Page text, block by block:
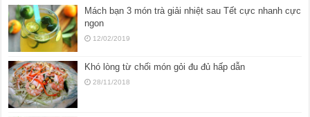
Mách bạn 3 món trà giải nhiệt sau Tết cực nhanh cực
ngon
12/02/2019
Khó lòng từ chối món gỏi đu đủ hấp dẫn
28/11/2018